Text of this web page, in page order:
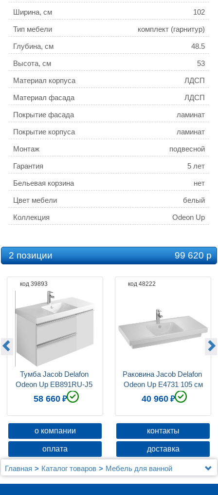
Ширина, см 102
Тип мебели комплект (гарнитур)
Глубина, см 48.5
Высота, см 53
Материал корпуса ЛДСП
Материал фасада ЛДСП
Покрытие фасада ламинат
Покрытие корпуса ламинат
Монтаж подвесной
Гарантия 5 лет
Бельевая корзина нет
Цвет мебели белый
Коллекция Odeon Up
2 позиции 99 620 р
код 39893
Тумба Jacob Delafon
Odeon Up EB891RU-J5
белый блестящий, 2
ящика, 1 дверца
58 660
код 48222
Раковина Jacob Delafon
Odeon Up E4731 105 см
40 960
о компании контакты
оплата доставка
Главная Каталог товаров
Мебель для ванной
Jacob Delafon